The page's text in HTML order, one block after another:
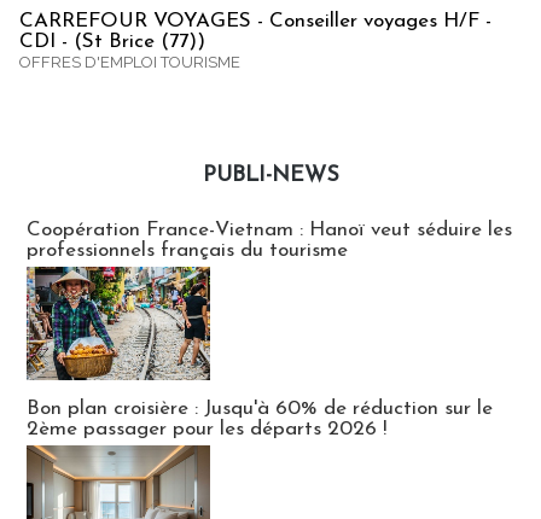
CARREFOUR VOYAGES - Conseiller voyages H/F -
CDI - (St Brice (77))
OFFRES D'EMPLOI TOURISME
PUBLI-NEWS
Coopération France-Vietnam : Hanoï veut séduire les
professionnels français du tourisme
Bon plan croisière : Jusqu'à 60% de réduction sur le
2ème passager pour les départs 2026 !